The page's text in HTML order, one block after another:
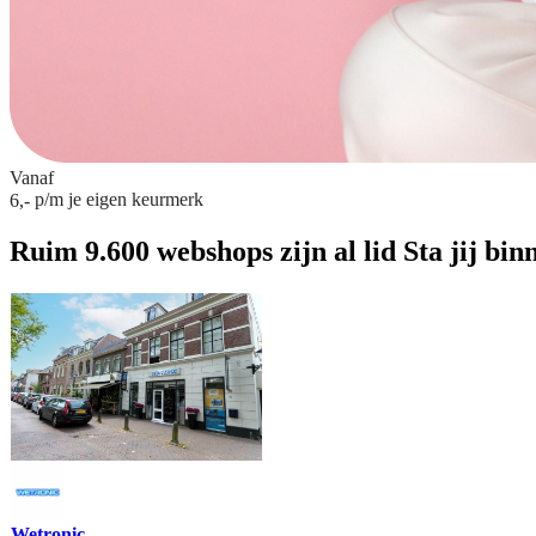
Vanaf
6,- p/m je eigen keurmerk
Ruim 9.600 webshops zijn al lid Sta jij